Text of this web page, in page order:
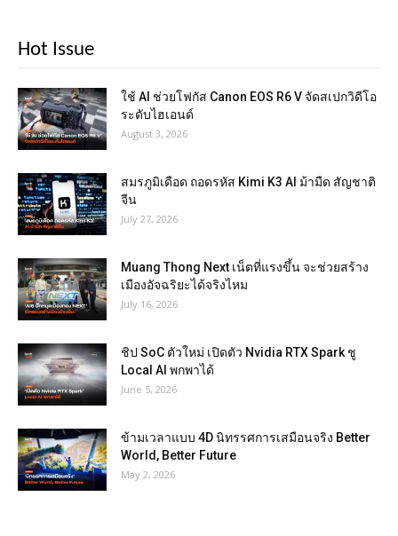
Hot Issue
ใช้ AI ช่วยโฟกัส Canon EOS R6 V จัดสเปกวิดีโอ
ระดับไฮเอนด์
August 3, 2026
สมรภูมิเดือด ถอดรหัส Kimi K3 AI ม้ามืด สัญชาติ
จีน
July 27, 2026
Muang Thong Next เน็ตที่แรงขึ้น จะช่วยสร้าง
เมืองอัจฉริยะได้จริงไหม
July 16, 2026
ชิป SoC ตัวใหม่ เปิดตัว Nvidia RTX Spark ชู
Local AI พกพาได้
June 5, 2026
ข้ามเวลาแบบ 4D นิทรรศการเสมือนจริง Better
World, Better Future
May 2, 2026